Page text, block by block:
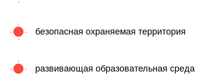
безопасная охраняемая территория
развивающая образовательная среда